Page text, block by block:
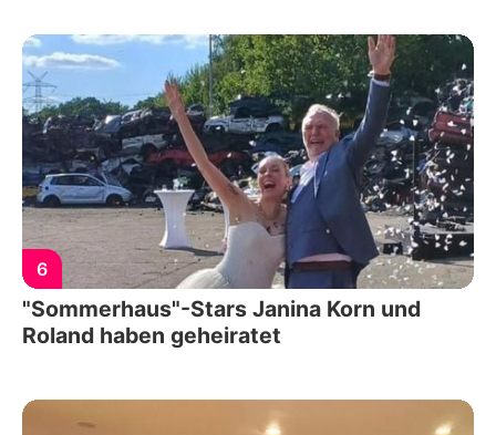
6
"Sommerhaus"-Stars Janina Korn und
Roland haben geheiratet